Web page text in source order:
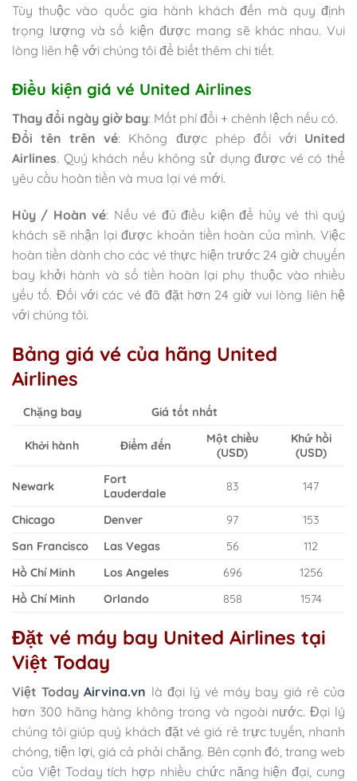
Tùy thuộc vào quốc gia hành khách đến mà quy định
trọng lượng và số kiện được mang sẽ khác nhau. Vui
lòng liên hệ với chúng tôi để biết thêm chi tiết.
Điều kiện giá vé United Airlines
Thay đổi ngày giờ bay: Mất phí đổi + chênh lệch nếu có.
Đổi tên trên vé: Không được phép đối với United
Airlines. Quý khách nếu không sử dụng được vé có thể
yêu cầu hoàn tiền và mua lại vé mới.
Hủy / Hoàn vé: Nếu vé đủ điều kiện để hủy vé thì quý
khách sẽ nhận lại được khoản tiền hoàn của mình. Việc
hoàn tiền dành cho các vé thực hiện trước 24 giờ chuyến
bay khởi hành và số tiền hoàn lại phụ thuộc vào nhiều
yếu tố. Đối với các vé đã đặt hơn 24 giờ vui lòng liên hệ
với chúng tôi.
Bảng giá vé của hãng United
Airlines
Chặng bay Giá tốt nhất
Khởi hành Điểm đến
Một chiều
(USD)
Khứ hồi
(USD)
Newark
Fort
Lauderdale
83 147
Chicago Denver 97
153
San Francisco
Las Vegas 56
112
Hồ Chí Minh
Los Angeles 696
1256
Hồ Chí Minh
Orlando 858 1574
Đặt vé máy bay United Airlines tại
Việt Today
Việt TodayAirvina.vn là đại lý vé máy bay giá rẻ của
hơn 300 hãng hàng không trong và ngoài nước. Đại lý
chúng tôi giúp quý khách đặt vé giá rẻ trực tuyến, nhanh
chóng, tiện lợi, giá cả phải chăng. Bên cạnh đó, trang web
của Việt Today tích hợp nhiều chức năng hiện đại, cung